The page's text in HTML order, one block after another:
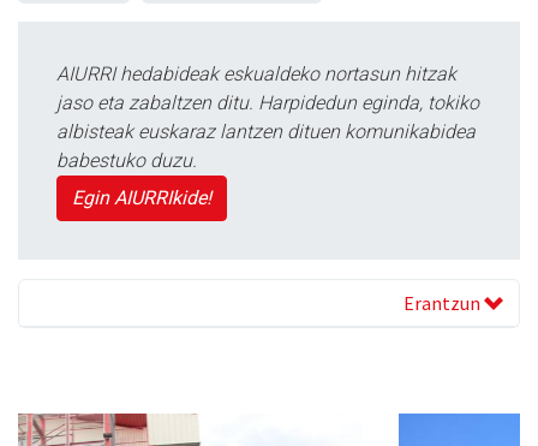
AIURRI hedabideak eskualdeko nortasun hitzak
jaso eta zabaltzen ditu. Harpidedun eginda, tokiko
albisteak euskaraz lantzen dituen komunikabidea
babestuko duzu.
Egin AIURRIkide!
Erantzun